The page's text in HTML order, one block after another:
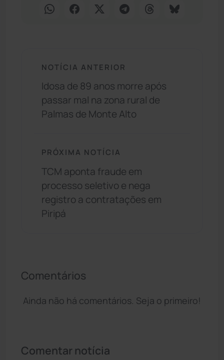
NOTÍCIA ANTERIOR
Idosa de 89 anos morre após
passar mal na zona rural de
Palmas de Monte Alto
PRÓXIMA NOTÍCIA
TCM aponta fraude em
processo seletivo e nega
registro a contratações em
Piripá
Comentários
Ainda não há comentários. Seja o primeiro!
Comentar notícia